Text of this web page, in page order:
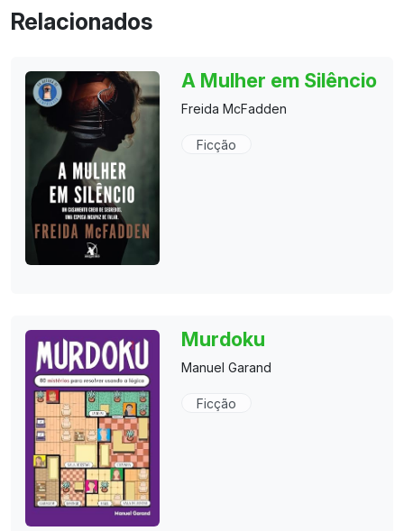
Relacionados
A Mulher em Silêncio
Freida McFadden
Ficção
Murdoku
Manuel Garand
Ficção